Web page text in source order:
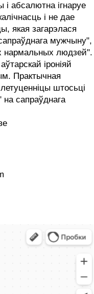
абсалютна ігнаруе
і не дае
якая загарэлася
мужчыну",
нармальных людзей".
іроніяй
Практычная
штосьці
на сапраўднага